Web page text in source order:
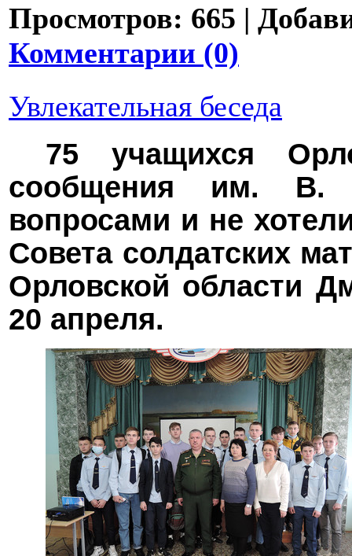
Просмотров: 665 |
Комментарии (0)
Увлекательная беседа
75 учащихся
сообщения им. В.
вопросами и не
Совета солдатских
Орловской области
20 апреля.